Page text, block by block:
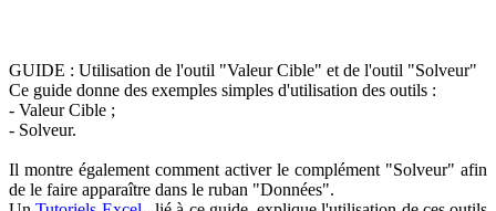
GUIDE : Utilisation de l'outil "Valeur Cible" et de l'outil "Solveur"
Ce guide donne des exemples simples d'utilisation des outils :
- Valeur Cible ;
- Solveur.
Il montre également comment activer le complément "Solveur" afin
de le faire apparaître dans le ruban "Données".